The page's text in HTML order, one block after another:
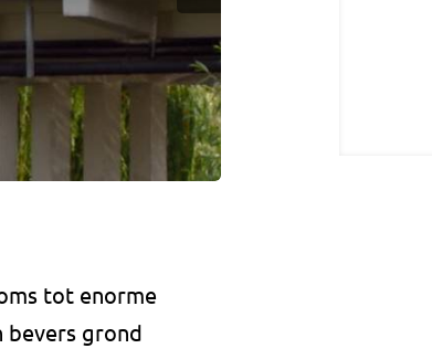
tot enorme
bevers grond